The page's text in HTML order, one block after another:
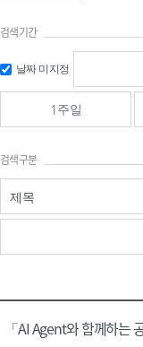
검색기간
날짜 미지정
1주일
검색구분
제목
「AI Agent와 함께하는